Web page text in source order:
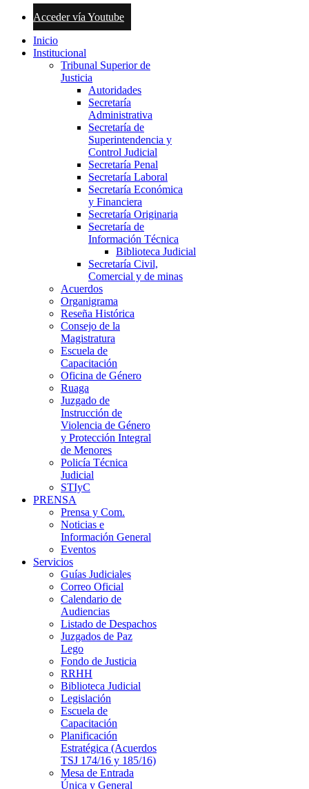
Acceder vía Youtube
Inicio
Institucional
Tribunal Superior de
Justicia
Autoridades
Secretaría
Administrativa
Secretaría de
Superintendencia y
Control Judicial
Secretaría Penal
Secretaría Laboral
Secretaría Económica
y Financiera
Secretaría Originaria
Secretaría de
Información Técnica
Biblioteca Judicial
Secretaría Civil,
Comercial y de minas
Acuerdos
Organigrama
Reseña Histórica
Consejo de la
Magistratura
Escuela de
Capacitación
Oficina de Género
Ruaga
Juzgado de
Instrucción de
Violencia de Género
y Protección Integral
de Menores
Policía Técnica
Judicial
STIyC
PRENSA
Prensa y Com.
Noticias e
Información General
Eventos
Servicios
Guías Judiciales
Correo Oficial
Calendario de
Audiencias
Listado de Despachos
Juzgados de Paz
Lego
Fondo de Justicia
RRHH
Biblioteca Judicial
Legislación
Escuela de
Capacitación
Planificación
Estratégica (Acuerdos
TSJ 174/16 y 185/16)
Mesa de Entrada
Única y General